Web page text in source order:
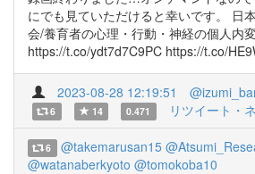
にでも見ていただけると幸いです。 日
会/養育者の心理・行動・神経の個人内
https://t.co/ydt7d7C9PC https://t.co/
2023-08-28 12:19:51
6 14 0.471 リツイート・
6 @takemarusan15
@watanaberkyoto @tomokoba10